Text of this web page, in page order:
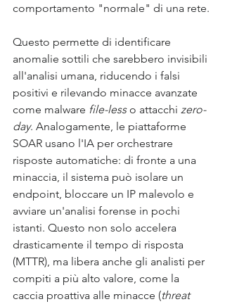
comportamento "normale" di una rete.
Questo permette di identificare
anomalie sottili che sarebbero invisibili
all'analisi umana, riducendo i falsi
positivi e rilevando minacce avanzate
come malware file-less o attacchi zero-
day. Analogamente, le piattaforme
SOAR usano l'IA per orchestrare
risposte automatiche: di fronte a una
minaccia, il sistema può isolare un
endpoint, bloccare un IP malevolo e
avviare un'analisi forense in pochi
istanti. Questo non solo accelera
drasticamente il tempo di risposta
(MTTR), ma libera anche gli analisti per
compiti a più alto valore, come la
caccia proattiva alle minacce (threat